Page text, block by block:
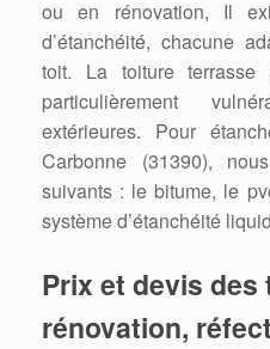
ou en rénovation, Il
d’étanchéité, chacune
toit. La toiture
particulièrement
extérieures. Pour
Carbonne (31390),
suivants : le bitume, le
système d’étanchéité
Prix et devis des
rénovation,